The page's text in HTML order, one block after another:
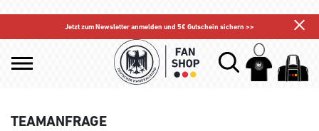
Jetzt zum Newsletter anmelden und 5€ Gutschein sichern >>
TEAMANFRAGE